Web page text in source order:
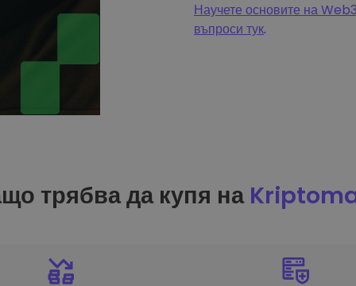
Научете основите на
въпроси тук.
трябва да купя на